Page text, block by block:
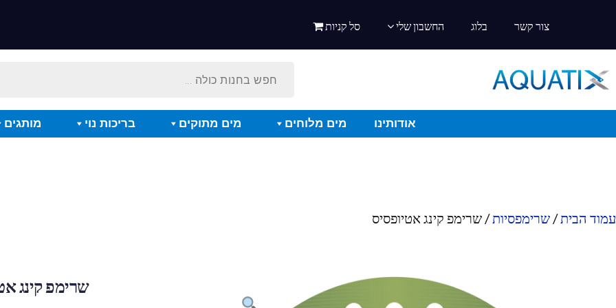
צור קשר בלוג החשבון שלי סל קניות
אודותינו מים מלוחים מים מתוקים בריכות נוי מותגים
עמוד הבית/שרימפסיות/ שרימפ קינג אטיופסיס
שרימפ קינג